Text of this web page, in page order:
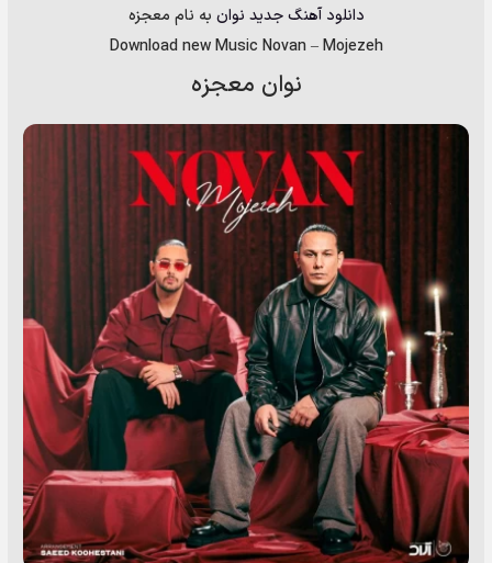
دانلود آهنگ جدید نوان به نام معجزه
Download new Music Novan–Mojezeh
نوان معجزه